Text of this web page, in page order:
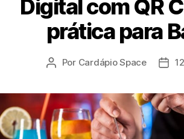
Digital com QR
prática para
Autor
Por Cardápio Space
Data